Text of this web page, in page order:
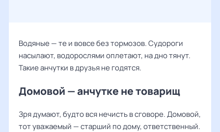
Водяные — те и вовсе без тормозов. Судороги
насылают, водорослями оплетают, на дно тянут.
Такие анчутки в друзья не годятся.
Домовой — анчутке не товарищ
Зря думают, будто вся нечисть в сговоре. Домовой,
тот уважаемый — старший по дому, ответственный.